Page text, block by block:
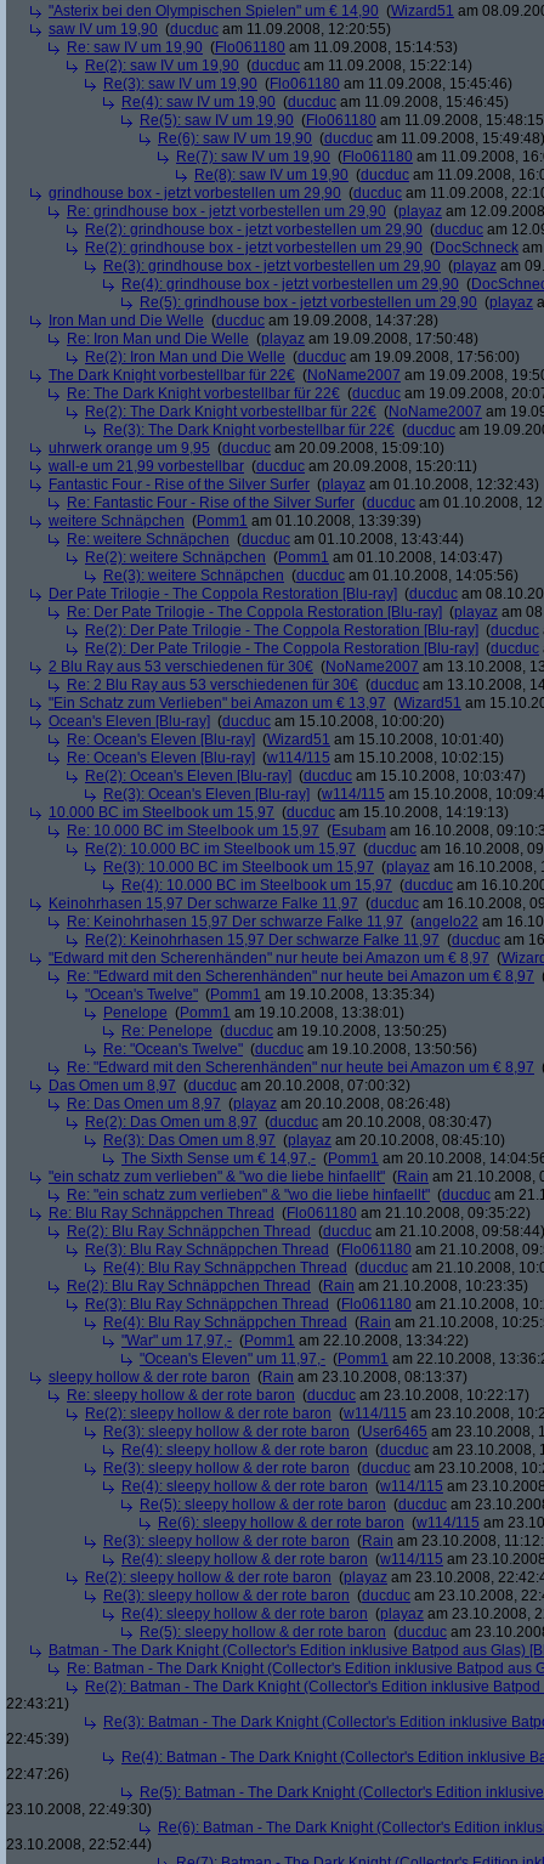
"Asterix bei den Olympischen Spielen" um € 14,90 (Wizard51 am
saw IV um 19,90 (ducduc am 11.09.2008, 12:20:55)
Re: saw IV um 19,90 (Flo061180 am 11.09.2008, 15:14:53)
Re(2): saw IV um 19,90 (ducduc am 11.09.2008, 15:22:14)
Re(3): saw IV um 19,90 (Flo061180 am 11.09.2008, 15:45:46)
Re(4): saw IV um 19,90 (ducduc am 11.09.2008, 15:46:45)
Re(5): saw IV um 19,90 (Flo061180 am 11.09.2008,
Re(6): saw IV um 19,90 (ducduc am 11.09.2008, 15:49:48)
Re(7): saw IV um 19,90 (Flo061180 am 11.09.2008,
Re(8): saw IV um 19,90 (ducduc am 11.09.2008,
grindhouse box - jetzt vorbestellen um 29,90 (ducduc am 11.09.2008,
Re: grindhouse box - jetzt vorbestellen um 29,90 (playaz am
Re(2): grindhouse box - jetzt vorbestellen um 29,90 (ducduc am
Re(2): grindhouse box - jetzt vorbestellen um 29,90 (DocSchneck
Re(3): grindhouse box - jetzt vorbestellen um 29,90 (playaz am
Re(4): grindhouse box - jetzt vorbestellen um 29,90 (
Re(5): grindhouse box - jetzt vorbestellen um 29,90 (playaz
Iron Man und Die Welle (ducduc am 19.09.2008, 14:37:28)
Re: Iron Man und Die Welle (playaz am 19.09.2008, 17:50:48)
Re(2): Iron Man und Die Welle (ducduc am 19.09.2008, 17:56:00)
The Dark Knight vorbestellbar für 22€ (NoName2007 am 19.09.2008,
Re: The Dark Knight vorbestellbar für 22€ (ducduc am 19.09.2008,
Re(2): The Dark Knight vorbestellbar für 22€ (NoName2007 am
Re(3): The Dark Knight vorbestellbar für 22€ (ducduc am
uhrwerk orange um 9,95 (ducduc am 20.09.2008, 15:09:10)
wall-e um 21,99 vorbestellbar (ducduc am 20.09.2008, 15:20:11)
Fantastic Four - Rise of the Silver Surfer (playaz am 01.10.2008, 12:32:43)
Re: Fantastic Four - Rise of the Silver Surfer (ducduc am 01.10.2008,
weitere Schnäpchen (Pomm1 am 01.10.2008, 13:39:39)
Re: weitere Schnäpchen (ducduc am 01.10.2008, 13:43:44)
Re(2): weitere Schnäpchen (Pomm1 am 01.10.2008, 14:03:47)
Re(3): weitere Schnäpchen (ducduc am 01.10.2008, 14:05:56)
Der Pate Trilogie - The Coppola Restoration [Blu-ray] (ducduc am
Re: Der Pate Trilogie - The Coppola Restoration [Blu-ray] (playaz am
Re(2): Der Pate Trilogie - The Coppola Restoration [Blu-ray] (ducduc
Re(2): Der Pate Trilogie - The Coppola Restoration [Blu-ray] (ducduc
2 Blu Ray aus 53 verschiedenen für 30€ (NoName2007 am 13.10.2008,
Re: 2 Blu Ray aus 53 verschiedenen für 30€ (ducduc am 13.10.2008,
"Ein Schatz zum Verlieben" bei Amazon um € 13,97 (Wizard51 am
Ocean's Eleven [Blu-ray] (ducduc am 15.10.2008, 10:00:20)
Re: Ocean's Eleven [Blu-ray] (Wizard51 am 15.10.2008, 10:01:40)
Re: Ocean's Eleven [Blu-ray] (w114/115 am 15.10.2008, 10:02:15)
Re(2): Ocean's Eleven [Blu-ray] (ducduc am 15.10.2008, 10:03:47)
Re(3): Ocean's Eleven [Blu-ray] (w114/115 am 15.10.2008,
10.000 BC im Steelbook um 15,97 (ducduc am 15.10.2008, 14:19:13)
Re: 10.000 BC im Steelbook um 15,97 (Esubam am 16.10.2008,
Re(2): 10.000 BC im Steelbook um 15,97 (ducduc am 16.10.2008,
Re(3): 10.000 BC im Steelbook um 15,97 (playaz am 16.10.2008,
Re(4): 10.000 BC im Steelbook um 15,97 (ducduc am
Keinohrhasen 15,97 Der schwarze Falke 11,97 (ducduc am 16.10.2008,
Re: Keinohrhasen 15,97 Der schwarze Falke 11,97 (angelo22 am
Re(2): Keinohrhasen 15,97 Der schwarze Falke 11,97 (ducduc am
"Edward mit den Scherenhänden" nur heute bei Amazon um € 8,97 (
Re: "Edward mit den Scherenhänden" nur heute bei Amazon um € 8,97
"Ocean's Twelve" (Pomm1 am 19.10.2008, 13:35:34)
Penelope (Pomm1 am 19.10.2008, 13:38:01)
Re: Penelope (ducduc am 19.10.2008, 13:50:25)
Re: "Ocean's Twelve" (ducduc am 19.10.2008, 13:50:56)
Re: "Edward mit den Scherenhänden" nur heute bei Amazon um € 8,97
Das Omen um 8,97 (ducduc am 20.10.2008, 07:00:32)
Re: Das Omen um 8,97 (playaz am 20.10.2008, 08:26:48)
Re(2): Das Omen um 8,97 (ducduc am 20.10.2008, 08:30:47)
Re(3): Das Omen um 8,97 (playaz am 20.10.2008, 08:45:10)
The Sixth Sense um € 14,97,- (Pomm1 am 20.10.2008,
"ein schatz zum verlieben" & "wo die liebe hinfaellt" (Rain am 21.10.2008,
Re: "ein schatz zum verlieben" & "wo die liebe hinfaellt" (ducduc am
Re: Blu Ray Schnäppchen Thread (Flo061180 am 21.10.2008, 09:35:22)
Re(2): Blu Ray Schnäppchen Thread (ducduc am 21.10.2008, 09:58:44)
Re(3): Blu Ray Schnäppchen Thread (Flo061180 am 21.10.2008,
Re(4): Blu Ray Schnäppchen Thread (ducduc am 21.10.2008,
Re(2): Blu Ray Schnäppchen Thread (Rain am 21.10.2008, 10:23:35)
Re(3): Blu Ray Schnäppchen Thread (Flo061180 am 21.10.2008,
Re(4): Blu Ray Schnäppchen Thread (Rain am 21.10.2008,
"War" um 17,97,- (Pomm1 am 22.10.2008, 13:34:22)
"Ocean's Eleven" um 11,97,- (Pomm1 am 22.10.2008,
sleepy hollow & der rote baron (Rain am 23.10.2008, 08:13:37)
Re: sleepy hollow & der rote baron (ducduc am 23.10.2008, 10:22:17)
Re(2): sleepy hollow & der rote baron (w114/115 am 23.10.2008,
Re(3): sleepy hollow & der rote baron (User6465 am 23.10.2008,
Re(4): sleepy hollow & der rote baron (ducduc am 23.10.2008,
Re(3): sleepy hollow & der rote baron (ducduc am 23.10.2008,
Re(4): sleepy hollow & der rote baron (w114/115 am
Re(5): sleepy hollow & der rote baron (ducduc am
Re(6): sleepy hollow & der rote baron (w114/115 am
Re(3): sleepy hollow & der rote baron (Rain am 23.10.2008,
Re(4): sleepy hollow & der rote baron (w114/115 am
Re(2): sleepy hollow & der rote baron (playaz am 23.10.2008,
Re(3): sleepy hollow & der rote baron (ducduc am 23.10.2008,
Re(4): sleepy hollow & der rote baron (playaz am 23.10.2008,
Re(5): sleepy hollow & der rote baron (ducduc am
Batman - The Dark Knight (Collector's Edition inklusive Batpod aus Glas)
Re: Batman - The Dark Knight (Collector's Edition inklusive Batpod aus
Re(2): Batman - The Dark Knight (Collector's Edition inklusive
22:43:21)
Re(3): Batman - The Dark Knight (Collector's Edition inklusive
22:45:39)
Re(4): Batman - The Dark Knight (Collector's Edition inklusive
22:47:26)
Re(5): Batman - The Dark Knight (Collector's Edition
23.10.2008, 22:49:30)
Re(6): Batman - The Dark Knight (Collector's Edition
23.10.2008, 22:52:44)